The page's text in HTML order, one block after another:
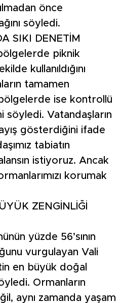
önce
söyledi.
SIKI DENETİM
piknik
kullanıldığını
tamamen
bölgelerde ise kontrollü
söyledi. Vatandaşların
gösterdiğini ifade
tabiatın
istiyoruz. Ancak
korumak
ZENGİNLİĞİ
yüzde 56’sının
vurgulayan Vali
en büyük doğal
Ormanların
aynı zamanda yaşam